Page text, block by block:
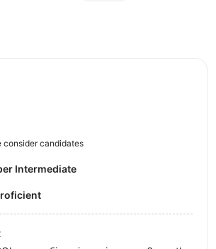
consider candidates
Intermediate